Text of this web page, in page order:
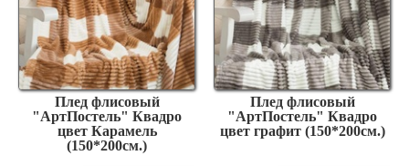
Плед флисовый
"АртПостель" Квадро
цвет Карамель
(150*200см.)
Плед флисовый
"АртПостель" Квадро
цвет графит (150*200см.)